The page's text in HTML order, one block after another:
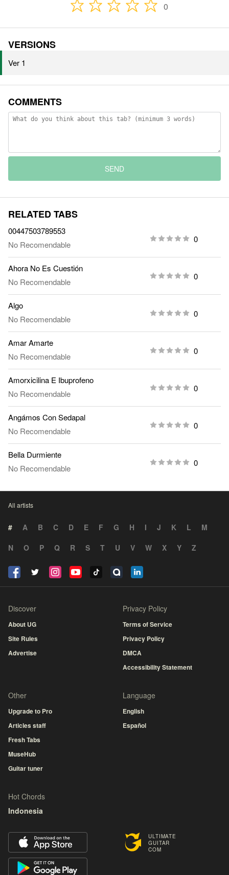
0
VERSIONS
Ver 1
COMMENTS
SEND
RELATED TABS
00447503789553
No Recomendable
0
Ahora No Es Cuestión
No Recomendable
0
Algo
No Recomendable
0
Amar Amarte
No Recomendable
0
Amorxicilina E Ibuprofeno
No Recomendable
0
Angámos Con Sedapal
No Recomendable
0
Bella Durmiente
No Recomendable
0
All artists
# A B C D E F G H I J K L
M
N
O P Q R S T U V W X Y Z
ULTIMATE
GUITAR
COM
Discover
About UG
Site Rules
Advertise
Privacy Policy
Terms of Service
Privacy Policy
DMCA
Accessibility Statement
Other
Upgrade to Pro
Articles staff
Fresh Tabs
MuseHub
Guitar tuner
Language
English
Español
Hot Chords
Indonesia